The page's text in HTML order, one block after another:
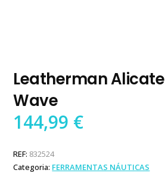
Leatherman Alicate
Wave
144,99 €
REF: 832524
Categoria: FERRAMENTAS NÁUTICAS